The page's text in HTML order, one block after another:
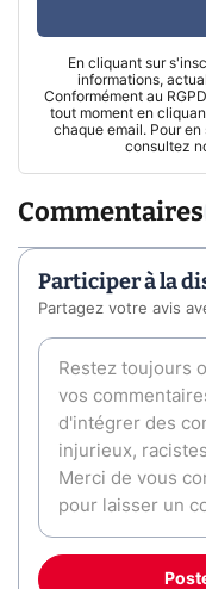
En cliquant sur
informations,
Conformément au
tout moment en
chaque email. Pour
consultez
Commentaires
Participer à la
Partagez votre avis